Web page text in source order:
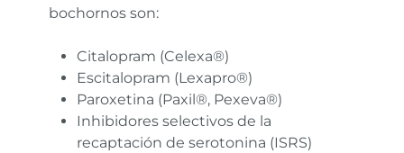
bochornos son:
Citalopram (Celexa®)
Escitalopram (Lexapro®)
Paroxetina (Paxil®, Pexeva®)
Inhibidores selectivos de la
recaptación de serotonina (ISRS)